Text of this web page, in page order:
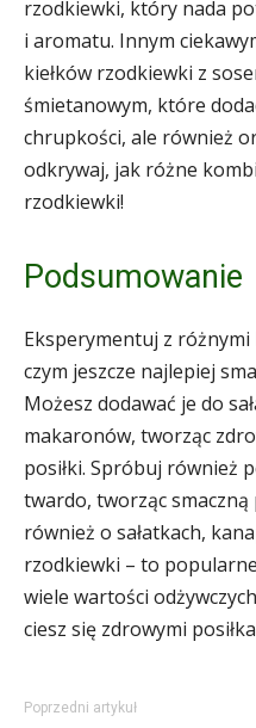
rzodkiewki, który nada
i aromatu. Innym
kiełków rzodkiewki z
śmietanowym, które
chrupkości, ale również
odkrywaj, jak różne
rzodkiewki!
Podsumowanie
Eksperymentuj z
czym jeszcze najlepiej
Możesz dodawać je do
makaronów, tworząc
posiłki. Spróbuj również
twardo, tworząc
również o sałatkach,
rzodkiewki – to
wiele wartości
ciesz się zdrowymi
Poprzedni artykuł